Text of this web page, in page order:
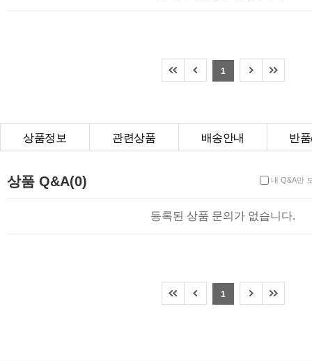
1
상품정보 관련상품 배송안내 반
상품 Q&A(0) 내 Q&A만
등록된 상품 문의가 없습니다.
1